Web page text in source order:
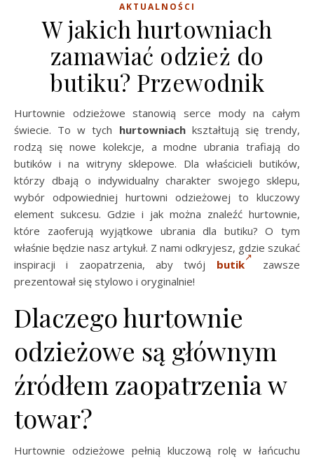
AKTUALNOŚCI
W jakich hurtowniach
zamawiać odzież do
butiku? Przewodnik
Hurtownie odzieżowe stanowią serce mody na całym
świecie. To w tych hurtowniachkształtują się trendy,
rodzą się nowe kolekcje, a modne ubrania trafiają do
butików i na witryny sklepowe. Dla właścicieli butików,
którzy dbają o indywidualny charakter swojego sklepu,
wybór odpowiedniej hurtowni odzieżowej to kluczowy
element sukcesu. Gdzie i jak można znaleźć hurtownie,
które zaoferują wyjątkowe ubrania dla butiku? O tym
właśnie będzie nasz artykuł. Z nami odkryjesz, gdzie szukać
inspiracji i zaopatrzenia, aby twój butik
zawsze
prezentował się stylowo i oryginalnie!
Dlaczego hurtownie
odzieżowe są głównym
źródłem zaopatrzenia w
towar?
Hurtownie odzieżowe pełnią kluczową rolę w łańcuchu